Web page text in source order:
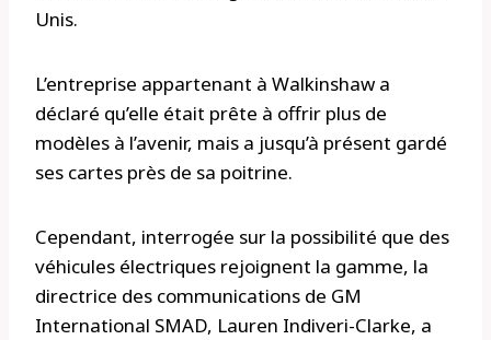
Unis.
L’entreprise appartenant à Walkinshaw a
déclaré qu’elle était prête à offrir plus de
modèles à l’avenir, mais a jusqu’à présent gardé
ses cartes près de sa poitrine.
Cependant, interrogée sur la possibilité que des
véhicules électriques rejoignent la gamme, la
directrice des communications de GM
International SMAD, Lauren Indiveri-Clarke, a